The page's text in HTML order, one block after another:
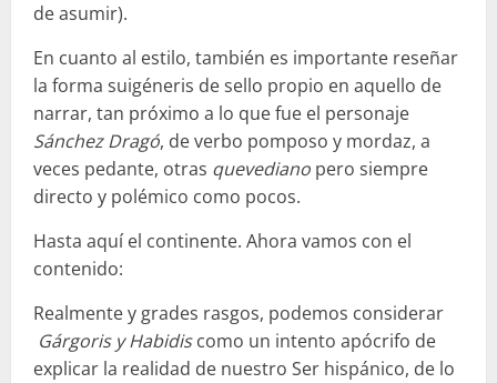
de asumir).
En cuanto al estilo, también es importante reseñar
la forma suigéneris de sello propio en aquello de
narrar, tan próximo a lo que fue el personaje
Sánchez Dragó, de verbo pomposo y mordaz, a
veces pedante, otras quevediano pero siempre
directo y polémico como pocos.
Hasta aquí el continente. Ahora vamos con el
contenido:
Realmente y grades rasgos, podemos considerar
Gárgoris y Habidiscomo un intento apócrifo de
explicar la realidad de nuestro Ser hispánico, de lo